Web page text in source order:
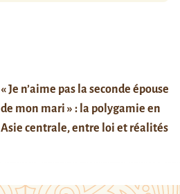
« Je n’aime pas la seconde épouse
de mon mari » : la polygamie en
Asie centrale, entre loi et réalités